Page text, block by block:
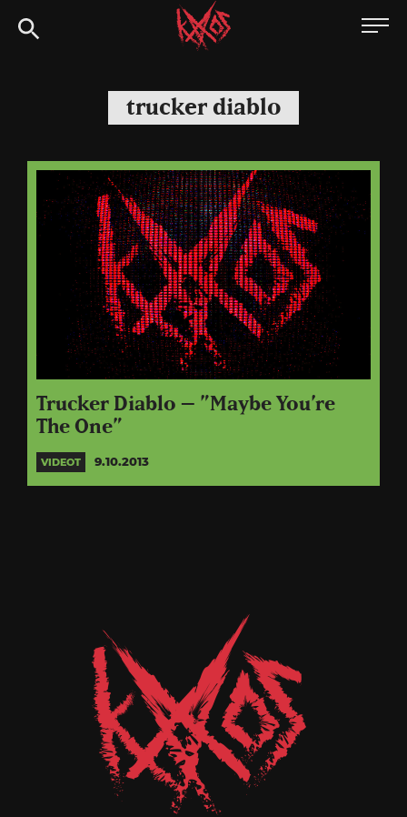
Siirry
suoraan
Kaaoszine
trucker diablo
Trucker Diablo – ”Maybe You’re
The One”
VIDEOT 9.10.2013